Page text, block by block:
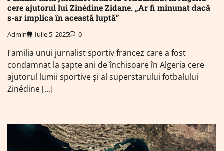
cere ajutorul lui Zinédine Zidane. „Ar fi minunat dacă
s-ar implica în această luptă”
Admin Iulie 5, 2025 0
Familia unui jurnalist sportiv francez care a fost
condamnat la șapte ani de închisoare în Algeria cere
ajutorul lumii sportive și al superstarului fotbalului
Zinédine […]